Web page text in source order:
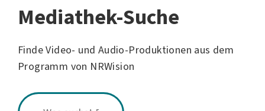
Mediathek-Suche
Finde Video- und Audio-Produktionen aus dem
Programm von NRWision